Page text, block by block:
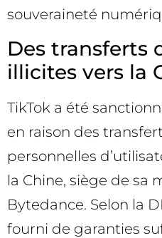
souveraineté
Des transferts
illicites vers la
TikTok a été
en raison des
personnelles
la Chine, siège de sa
Bytedance. Selon la
fourni de garanties